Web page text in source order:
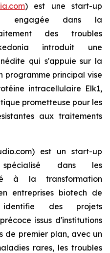
) est une start-up
engagée dans la
des troubles
introduit une
qui s'appuie sur la
programme principal vise
intracellulaire Elk1,
prometteuse pour les
aux traitements
est un start-up
dans les
à la transformation
entreprises biotech de
des projets
issus d'institutions
de premier plan, avec un
rares, les troubles